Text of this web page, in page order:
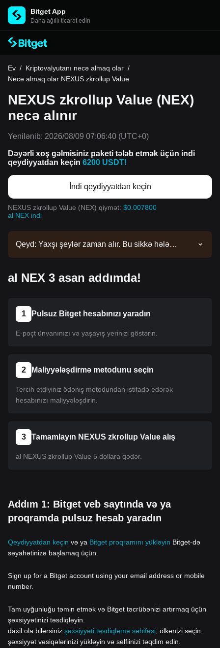
Bitget App
Daha ağıllı ticarət edin
Ev / Kriptovalyutanı necə almaq olar /
Necə almaq olar NEXUS zkrollup Value
NEXUS zkrollup Value (NEX)
necə alınır
Yenilənib: 2026/08/09 07:06:40 (UTC+0)
Dəyərli xoş gəlmisiniz paketi tələb etmək üçün indi
qeydiyyatdan keçin 6200 USDT!
İndi qeydiyyatdan keçin
NEXUS zkrollup Value (NEX) qiymət: $0.007800
al NEX indi
Qeyd: Yaxşı şeylər zaman alır. Bu sikkə hələ
sonra onu almaq üçün təlimatımızı izləyə bilərsiniz.
al NEX 3 asan addımda!
1 Pulsuz Bitget hesabınızı yaradın
E-poçt ünvanınızı və yaşayış yerinizi göstərin.
2 Maliyyələşdirmə metodunu seçin
Tercih etdiyiniz ödəniş metodundan istifadə edərək
hesabınızı maliyyələşdirin.
3 Tamamlayın NEXUS zkrollup Value alış
al NEXUS zkrollup Value 5 dollara qədər.
Addım 1: Bitget veb saytında və ya
proqramda pulsuz hesab yaradın
Qeydiyyatdan keçin və ya Bitget proqramını yükləyin Bitget-də
səyahətinizə başlamaq üçün.
Sign up for a Bitget account using your email address or mobile
number.
Tam uyğunluğu təmin etmək və Bitget təcrübənizi artırmaq üçün
şəxsiyyətinizi təsdiqləyin.
daxil ola bilərsiniz şəxsiyyəti təsdiqləmə səhifəsi , ölkənizi seçin,
şəxsiyyət vəsiqələrinizi yükləyin və selfiinizi təqdim edin.